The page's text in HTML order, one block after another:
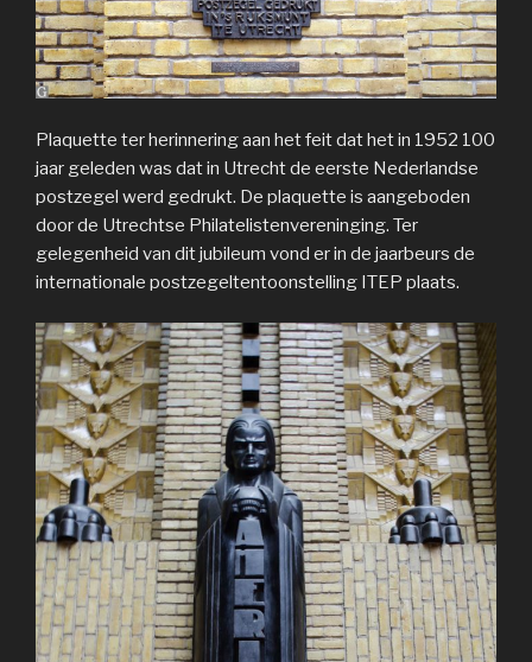
Plaquette ter herinnering aan het feit dat het in 1952 100
jaar geleden was dat in Utrecht de eerste Nederlandse
postzegel werd gedrukt. De plaquette is aangeboden
door de Utrechtse Philatelistenvereninging. Ter
gelegenheid van dit jubileum vond er in de jaarbeurs de
internationale postzegeltentoonstelling ITEP plaats.